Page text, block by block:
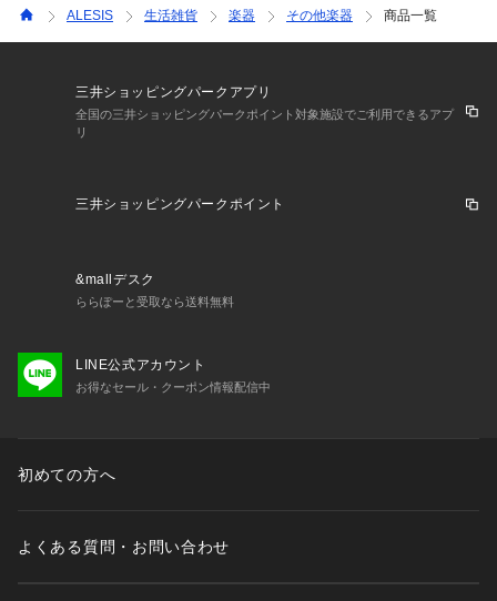
ALESIS 生活雑貨 楽器 その他楽器 商品一覧
三井ショッピングパークアプリ
全国の三井ショッピングパークポイント対象施設でご利用できるアプ
リ
三井ショッピングパークポイント
&mallデスク
ららぽーと受取なら送料無料
LINE公式アカウント
お得なセール・クーポン情報配信中
初めての方へ
よくある質問・お問い合わせ